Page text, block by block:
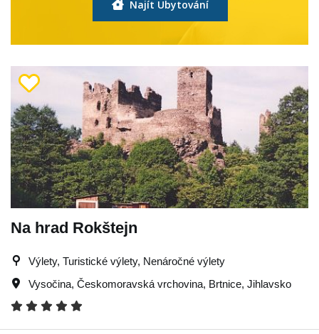
Najít Ubytování
Na hrad Rokštejn
Výlety, Turistické výlety, Nenáročné výlety
Vysočina, Českomoravská vrchovina, Brtnice, Jihlavsko